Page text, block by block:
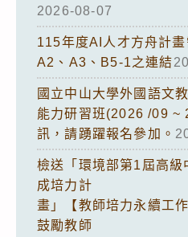
2026-08-07
115年度AI人才方舟計畫
A2、A3、B5-1之連結
國立中山大學外國語文
能力研習班(2026 /09 ~
訊，請踴躍報名參加。
檢送「環境部第1屆高級
成培力計
畫」【教師培力永續工
鼓勵教師